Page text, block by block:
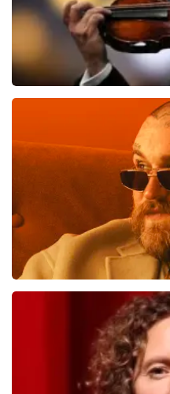
laatste 30 minuten
BESTEL NU
Teddy Swims
laatste 30 minuten
BESTEL NU